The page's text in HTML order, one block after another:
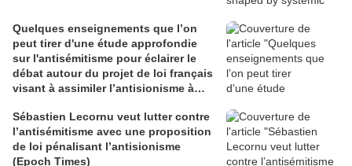
Quelques enseignements que l’on
peut tirer d'une étude approfondie
sur l'antisémitisme pour éclairer le
débat autour du projet de loi français
visant à assimiler l’antisionisme à
Sébastien Lecornu veut lutter contre
l’antisémitisme avec une proposition
de loi pénalisant l’antisionisme
(Epoch Times)